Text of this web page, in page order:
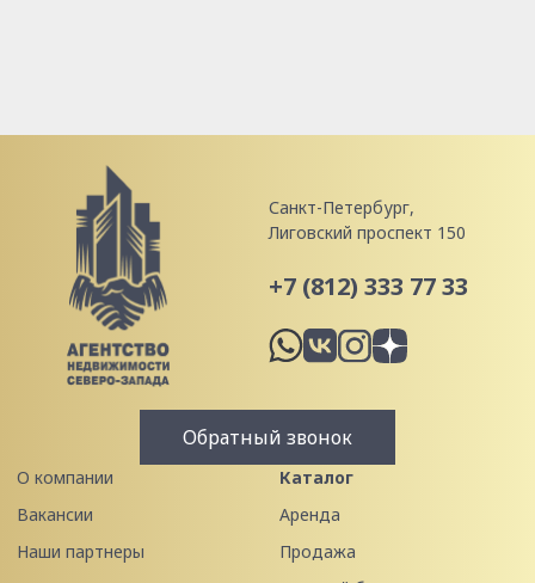
Санкт-Петербург,
Лиговский проспект 150
+7 (812) 333 77 33
Обратный звонок
О компании
Вакансии
Наши партнеры
Каталог
Аренда
Продажа